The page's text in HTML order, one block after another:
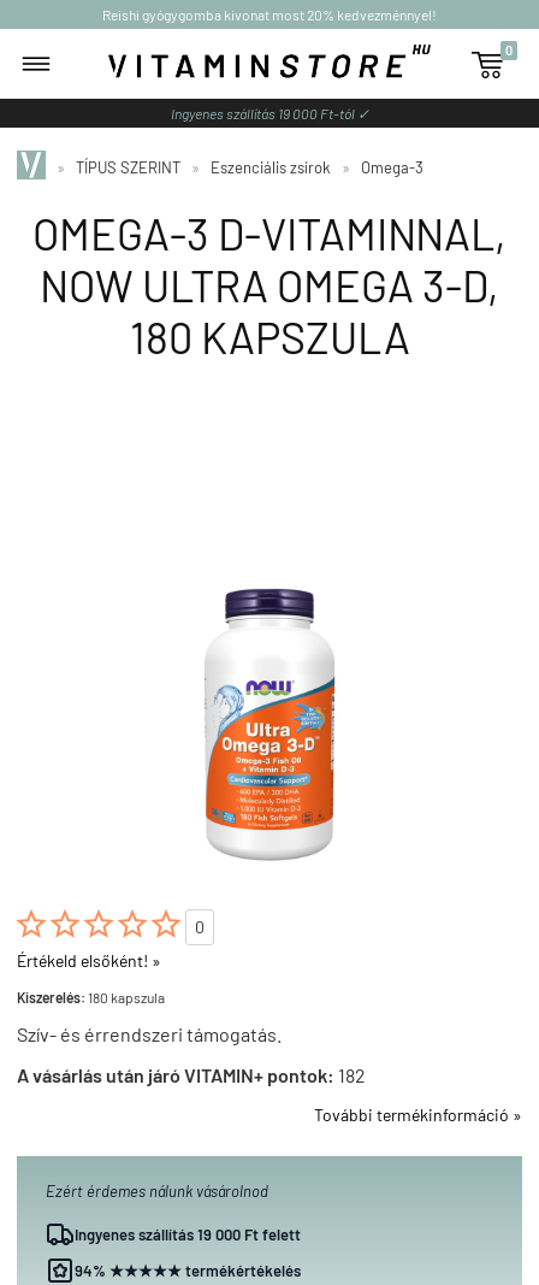
Reishi gyógygomba kivonat most 20% kedvezménnyel!

0
Ingyenes szállítás 19 000 Ft-tól ✓
» TÍPUS SZERINT » Eszenciális zsírok » Omega-3
OMEGA-3 D-VITAMINNAL,
NOW ULTRA OMEGA 3-D,
180 KAPSZULA

0
Értékeld elsőként! »
Kiszerelés: 180 kapszula
Szív- és érrendszeri támogatás.
A vásárlás után járó VITAMIN+ pontok: 182
További termékinformáció »
Ezért érdemes nálunk vásárolnod
Ingyenes szállítás 19 000 Ft felett
94% ★★★★★ termékértékelés